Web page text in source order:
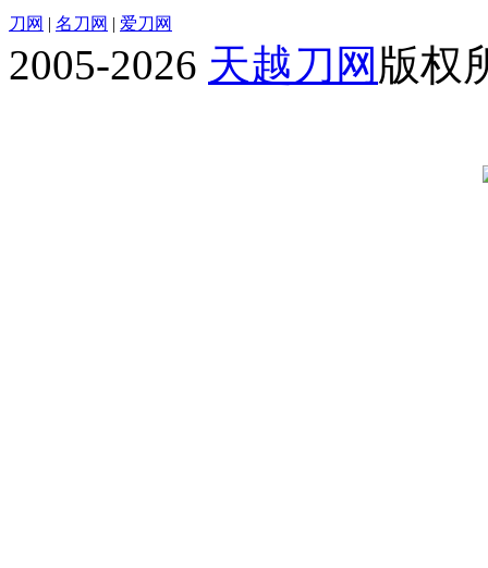
刀网 | 名刀网 | 爱刀网
2005-2026 天越刀网 版权